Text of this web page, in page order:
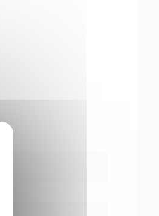
Masquer le bandeau des cookies